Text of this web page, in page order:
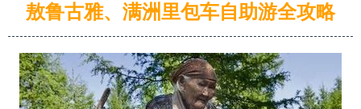
敖鲁古雅、满洲里包车自助游全攻略